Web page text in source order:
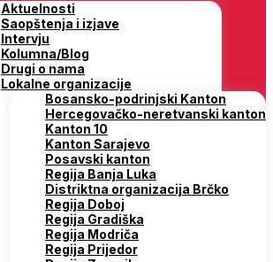
Aktuelnosti
Saopštenja i izjave
Intervju
Kolumna/Blog
Drugi o nama
Lokalne organizacije
Bosansko-podrinjski Kanton
Hercegovačko-neretvanski kanton
Kanton 10
Kanton Sarajevo
Posavski kanton
Regija Banja Luka
Distriktna organizacija Brčko
Regija Doboj
Regija Gradiška
Regija Modriča
Regija Prijedor